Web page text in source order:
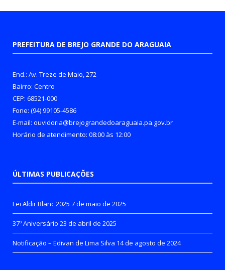
PREFEITURA DE BREJO GRANDE DO ARAGUAIA
End.: Av. Treze de Maio, 272
Bairro: Centro
CEP: 68521-000
Fone: (94) 99105-4586
E-mail: ouvidoria@brejograndedoaraguaia.pa.gov.br
Horário de atendimento: 08:00 às 12:00
ÚLTIMAS PUBLICAÇÕES
Lei Aldir Blanc 2025 7 de maio de 2025
37º Aniversário 23 de abril de 2025
Notificação – Edivan de Lima Silva 14 de agosto de 2024